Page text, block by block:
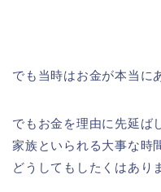
でも当時はお金が本当に
でもお金を理由に先延ば
家族といられる大事な時
どうしてもしたくはあり